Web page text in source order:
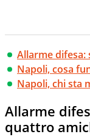
Allarme
Napoli, cosa
Napoli, chi sta
Allarme
quattro